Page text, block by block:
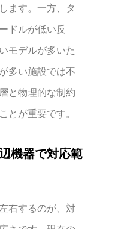
ます。一方、タ
ドルが低い反
モデルが多いた
多い施設では不
と物理的な制約
とが重要です。
機器で対応範
右するのが、対